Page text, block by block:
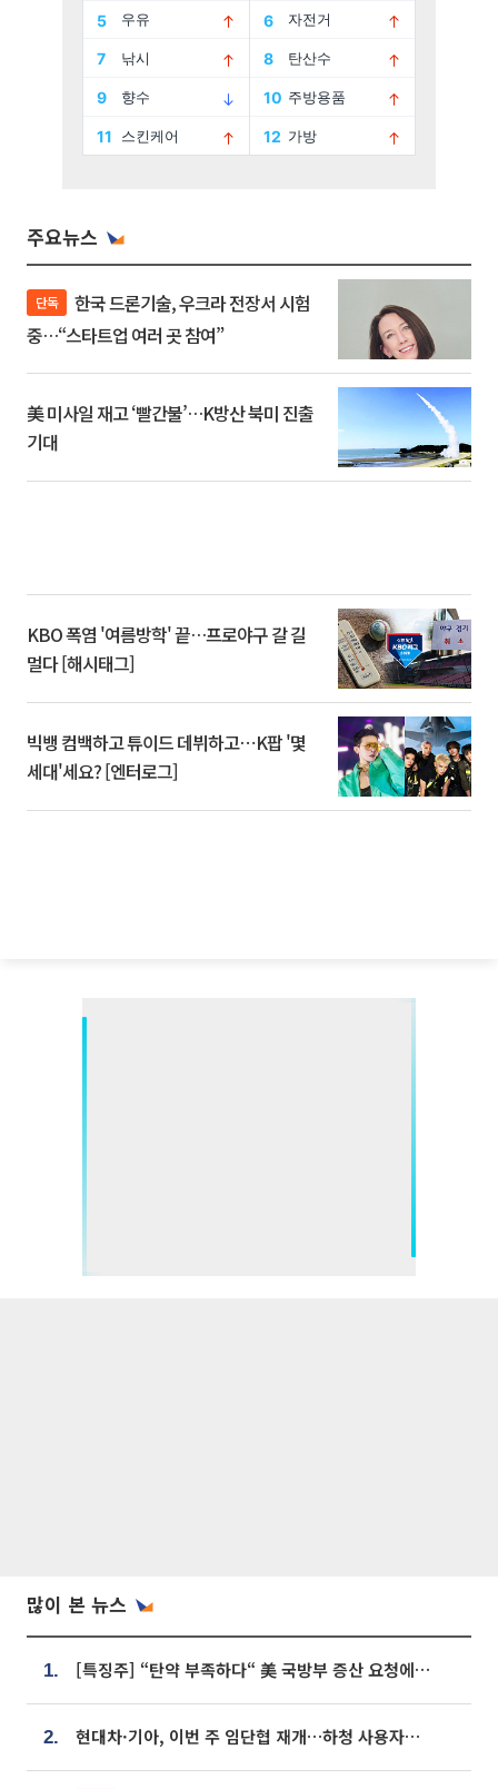
주요뉴스
단독
중…“스타트업 여러 곳 참여”
美 미사일 재고 ‘빨간불’…K방산 북미 진출
기대
KBO 폭염 '여름방학' 끝…프로야구 갈 길
멀다 [해시태그]
빅뱅 컴백하고 튜이드 데뷔하고⋯K팝 '몇
세대'세요? [엔터로그]
많이 본 뉴스
1. [특징주] “탄약 부족하다“ 美 국방부 증산 요청에⋯국내 방산주 급등세
2. 현대차·기아, 이번 주 임단협 재개…하청 사용자성 재심도 ‘변수’